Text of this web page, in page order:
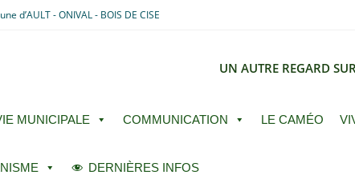
d’AULT - ONIVAL - BOIS DE CISE
UN AUTRE REGARD
MUNICIPALE COMMUNICATION LE CAMÉO
DERNIÈRES INFOS